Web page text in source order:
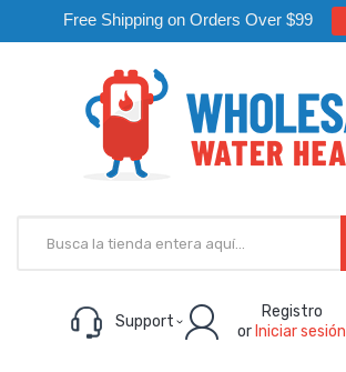
Free Shipping on Orders Over $99
Support
Registro
or Iniciar sesión